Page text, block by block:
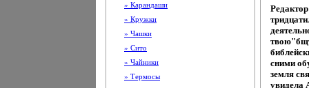
» Карандаши
» Кружки
» Чашки
» Сито
» Чайники
» Термосы
сними
земля
увидела